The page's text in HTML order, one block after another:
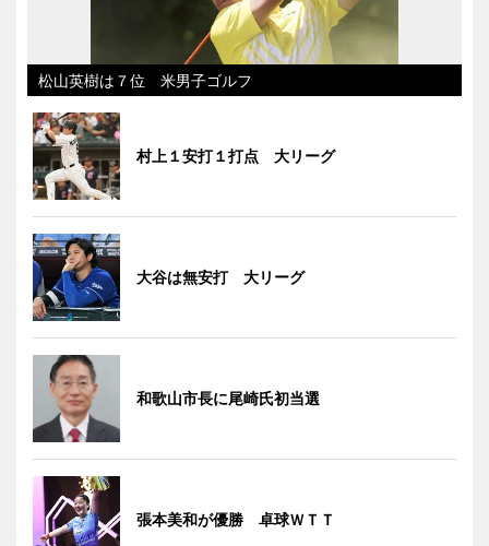
松山英樹は７位 米男子ゴルフ
村上１安打１打点 大リーグ
大谷は無安打 大リーグ
和歌山市長に尾崎氏初当選
張本美和が優勝 卓球ＷＴＴ